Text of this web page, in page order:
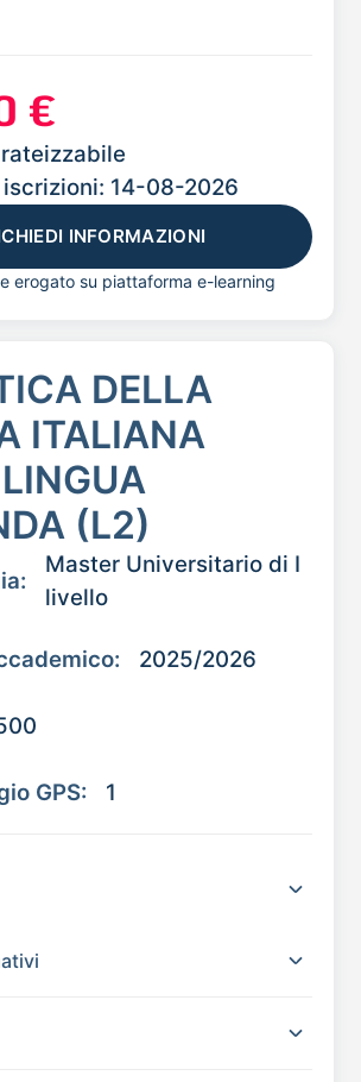
€
iscrizioni: 14-08-2026
INFORMAZIONI
erogato su piattaforma e-learning
DELLA
ITALIANA
(L2)
Master Universitario di I
livello
2025/2026
GPS: 1